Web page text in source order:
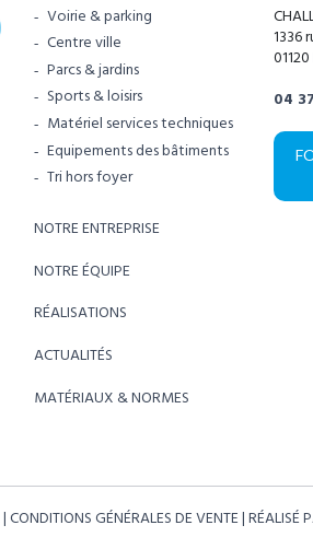
Voirie & parking
Centre ville
Parcs & jardins
Sports & loisirs
Matériel services techniques
Equipements des bâtiments
Tri hors foyer
NOTRE ENTREPRISE
NOTRE ÉQUIPE
RÉALISATIONS
ACTUALITÉS
MATÉRIAUX & NORMES
1336
04
CONDITIONS GÉNÉRALES DE VENTE RÉALISÉ